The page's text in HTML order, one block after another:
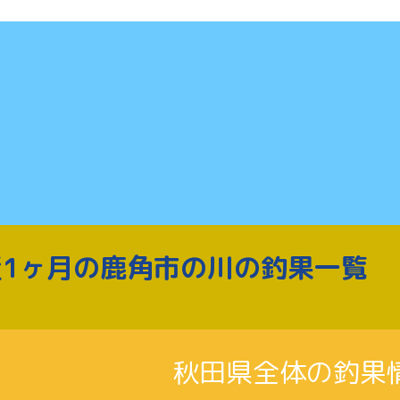
ヶ月の鹿角市の川の釣果一覧
秋田県全体の釣果